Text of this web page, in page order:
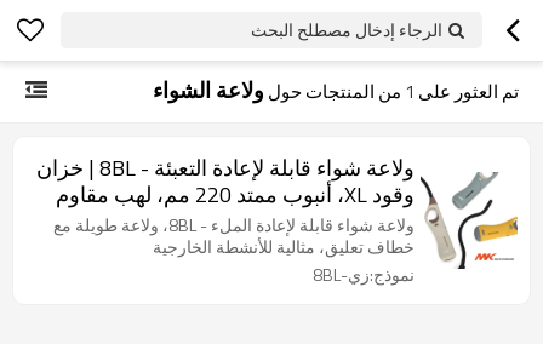
الرجاء إدخال مصطلح البحث
تم العثور على 1 من المنتجات حول ولاعة الشواء
ولاعة شواء قابلة لإعادة التعبئة - 8BL | خزان
وقود XL، أنبوب ممتد 220 مم، لهب مقاوم
للرياح
ولاعة شواء قابلة لإعادة الملء - 8BL، ولاعة طويلة مع
خطاف تعليق، مثالية للأنشطة الخارجية
نموذج:زي-8BL